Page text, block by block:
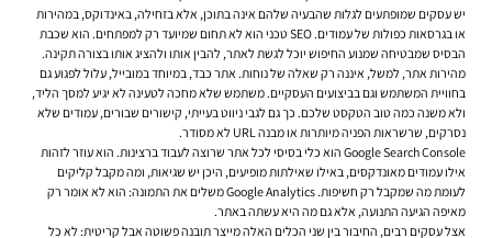
יש עסקים שמופתעים לגלות שהבעיה שלהם אינה בתוכן, אלא בזחילה, באינדוקס, במהירות
או בגרסאות כפולות של עמודים. SEO טכני הוא לא תחום שמיועד רק למפתחים. הוא שכבת
הבסיס שמבטיחה שמנוע החיפוש יוכל לגשת לאתר, להבין אותו ולהציג אותו בצורה תקינה.
מהירות אתר, למשל, איננה רק שאלה של נוחות. אתר כבד, במיוחד במובייל, עלול לפגוע גם
בחוויית המשתמש וגם בביצועים העסקיים. משתמש שלא מחכה לטעינה לא יגיע למסך הליד,
ולא משנה כמה טוב הטקסט שלכם. כך גם לגבי ניווט בעייתי, קישורים שבורים, עמודים שלא
נסרקים, שרשראות הפניה מיותרות או מבנה URL לא מסודר.
Google Search Console הוא כלי בסיסי לכל אתר שרוצה לעבוד ברצינות. הוא עוזר לזהות
אילו עמודים מאונדקסים, באילו שאילתות מופיעים, היכן יש שגיאות, ומה מקבל קליקים
לעומת מה שמקבל רק חשיפות. Google Analytics משלים את התמונה: הוא לא אומר רק
מאיפה הגיעה התנועה, אלא גם מה היא עשתה באתר.
אצל עסקים רבים, החיבור בין שני הכלים האלה מייצר תובנה פשוטה אבל קריטית: לא כל